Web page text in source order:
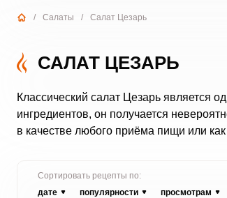
/ Салаты / Салат Цезарь
САЛАТ ЦЕЗАРЬ
Классический салат Цезарь является
ингредиентов, он получается
в качестве любого приёма пищи или
Сортировать рецепты по:
дате
популярности просмотрам